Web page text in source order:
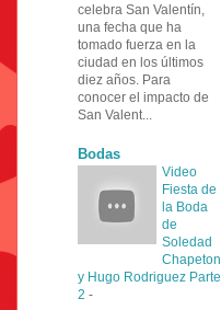
celebra San Valentín,
una fecha que ha
tomado fuerza en la
ciudad en los últimos
diez años. Para
conocer el impacto de
San Valent...
Bodas
Video
Fiesta de
la Boda
de
Soledad
Chapeton
y Hugo Rodriguez Parte
2 -